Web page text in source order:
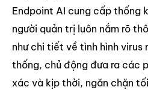
Endpoint AI cung cấp thống
người quản trị luôn nắm rõ
như chi tiết về tình hình virus
thống, chủ động đưa ra các
xác và kịp thời, ngăn chặn